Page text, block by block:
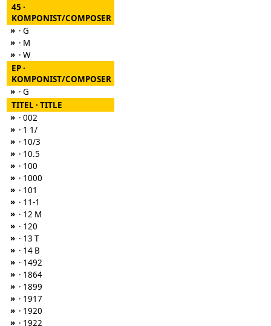
45 ·
KOMPONIST/COMPOSER
» · G
» · M
» · W
EP ·
KOMPONIST/COMPOSER
» · G
TITEL · TITLE
» · 002
» · 1 1/
» · 10/3
» · 10.5
» · 100
» · 1000
» · 101
» · 11-1
» · 12 M
» · 120
» · 13 T
» · 14 B
» · 1492
» · 1864
» · 1899
» · 1917
» · 1920
» · 1922